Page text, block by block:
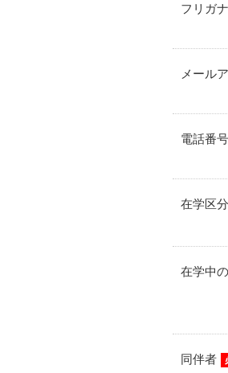
フリガナ
メール
電話番号
在学区分
在学中
同伴者